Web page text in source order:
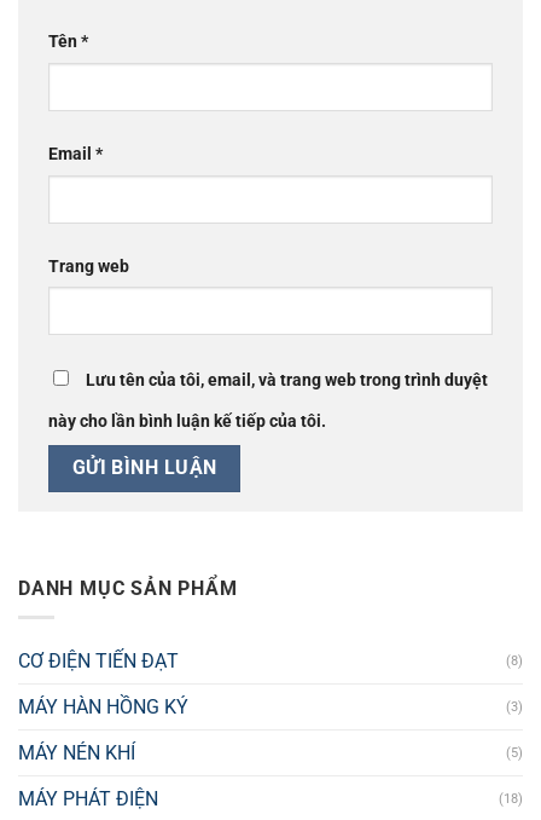
Tên*
Email *
Trang web
Lưu tên của tôi, email, và trang web trong trình duyệt
này cho lần bình luận kế tiếp của tôi.
DANH MỤC SẢN PHẨM
CƠ ĐIỆN TIẾN ĐẠT (8)
MÁY HÀN HỒNG KÝ (3)
MÁY NÉN KHÍ (5)
MÁY PHÁT ĐIỆN (18)